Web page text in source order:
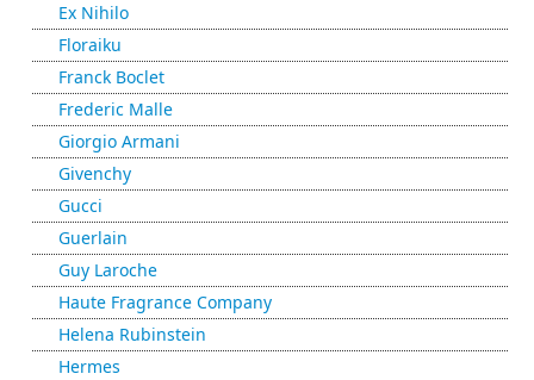
Ex Nihilo
Floraiku
Franck Boclet
Frederic Malle
Giorgio Armani
Givenchy
Gucci
Guerlain
Guy Laroche
Haute Fragrance Company
Helena Rubinstein
Hermes